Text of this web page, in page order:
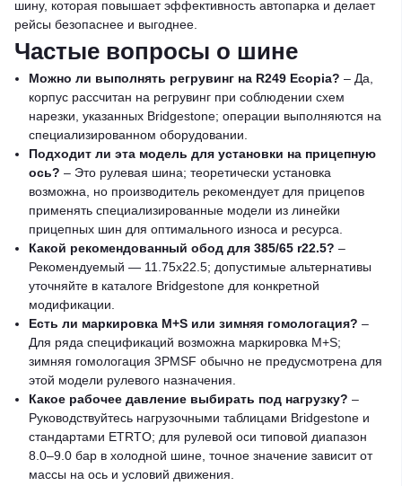
шину, которая повышает эффективность автопарка и делает
рейсы безопаснее и выгоднее.
Частые вопросы о шине
Можно ли выполнять регрувинг на R249 Ecopia? – Да,
корпус рассчитан на регрувинг при соблюдении схем
нарезки, указанных Bridgestone; операции выполняются на
специализированном оборудовании.
Подходит ли эта модель для установки на прицепную
ось? – Это рулевая шина; теоретически установка
возможна, но производитель рекомендует для прицепов
применять специализированные модели из линейки
прицепных шин для оптимального износа и ресурса.
Какой рекомендованный обод для 385/65 r22.5? –
Рекомендуемый — 11.75x22.5; допустимые альтернативы
уточняйте в каталоге Bridgestone для конкретной
модификации.
Есть ли маркировка M+S или зимняя гомологация? –
Для ряда спецификаций возможна маркировка M+S;
зимняя гомологация 3PMSF обычно не предусмотрена для
этой модели рулевого назначения.
Какое рабочее давление выбирать под нагрузку? –
Руководствуйтесь нагрузочными таблицами Bridgestone и
стандартами ETRTO; для рулевой оси типовой диапазон
8.0–9.0 бар в холодной шине, точное значение зависит от
массы на ось и условий движения.